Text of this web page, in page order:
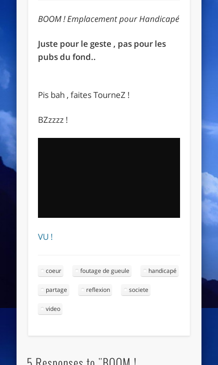
BOOM ! Emplacement pour Handicapé
Juste pour le geste , pas pour les
pubs du fond..
Pis bah , faites TourneZ !
BZzzzz !
VU !
coeur foutage de gueule handicapé
partage reflexion societe
video